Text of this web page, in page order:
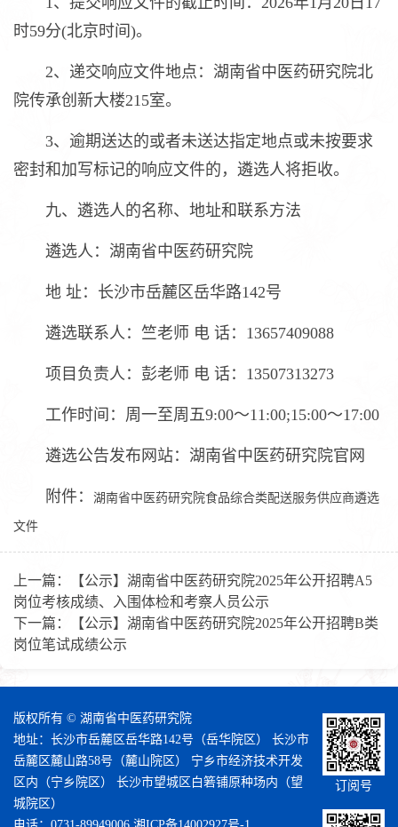
时59分(北京时间)。
2、递交响应文件地点：湖南省中医药研究院北
院传承创新大楼215室。
3、逾期送达的或者未送达指定地点或未按要求
密封和加写标记的响应文件的，遴选人将拒收。
九、遴选人的名称、地址和联系方法
遴选人：湖南省中医药研究院
地 址：长沙市岳麓区岳华路142号
遴选联系人：竺老师 电 话：13657409088
项目负责人：彭老师 电 话：13507313273
工作时间：周一至周五9:00～11:00;15:00～17:00
遴选公告发布网站：湖南省中医药研究院官网
附件： 湖南省中医药研究院食品综合类配送服务供应商遴选
文件
上一篇：
【公示】湖南省中医药研究院2025年公开招聘A5
岗位考核成绩、入围体检和考察人员公示
下一篇：
【公示】湖南省中医药研究院2025年公开招聘B类
岗位笔试成绩公示
版权所有 © 湖南省中医药研究院
地址：长沙市岳麓区岳华路142号（岳华院区） 长沙市
岳麓区麓山路58号（麓山院区） 宁乡市经济技术开发
区内（宁乡院区） 长沙市望城区白箬铺原种场内（望
城院区）
订阅号